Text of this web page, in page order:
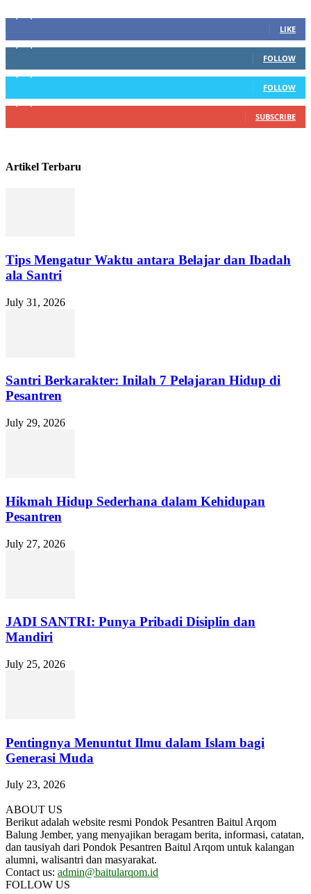
LIKE
FOLLOW
FOLLOW
SUBSCRIBE
Artikel Terbaru
Tips Mengatur Waktu antara Belajar dan Ibadah
ala Santri
July 31, 2026
Santri Berkarakter: Inilah 7 Pelajaran Hidup di
Pesantren
July 29, 2026
Hikmah Hidup Sederhana dalam Kehidupan
Pesantren
July 27, 2026
JADI SANTRI: Punya Pribadi Disiplin dan
Mandiri
July 25, 2026
Pentingnya Menuntut Ilmu dalam Islam bagi
Generasi Muda
July 23, 2026
ABOUT US
Berikut adalah website resmi Pondok Pesantren Baitul Arqom
Balung Jember, yang menyajikan beragam berita, informasi, catatan,
dan tausiyah dari Pondok Pesantren Baitul Arqom untuk kalangan
alumni, walisantri dan masyarakat.
Contact us: admin@baitularqom.id
FOLLOW US